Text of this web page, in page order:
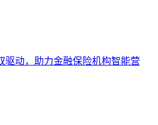
驱动，助力金融保险机构智能营